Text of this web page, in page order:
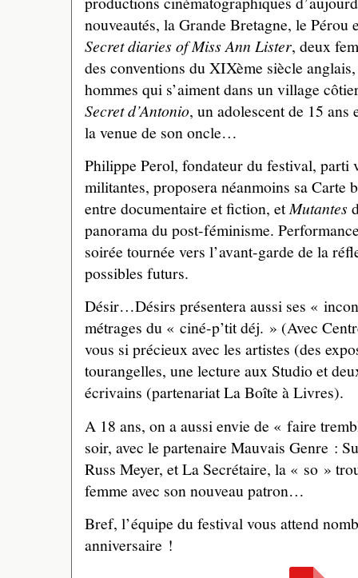
nouveautés, la Grande Bretagne, le
Secret diaries of Miss Ann Lister, deux
des conventions du XIXème siècle
hommes qui s’aiment dans un village
Secret d’Antonio, un adolescent de 15 ans
la venue de son oncle…
Philippe Perol, fondateur du festival, parti
militantes, proposera néanmoins sa Carte
entre documentaire et fiction, etMutantes
panorama du post-féminisme.
soirée tournée vers l’avant-garde de la
possibles futurs.
Désir…Désirs présentera aussi ses «
métrages du « ciné-p’tit déj. » (Avec
vous si précieux avec les artistes (des
tourangelles, une lecture aux Studio et
écrivains (partenariat La Boîte à Livres).
A 18 ans, on a aussi envie de « faire
soir, avec le partenaire Mauvais Genre :
Russ Meyer, et La Secrétaire, la « so »
femme avec son nouveau patron…
Bref, l’équipe du festival vous attend
anniversaire !